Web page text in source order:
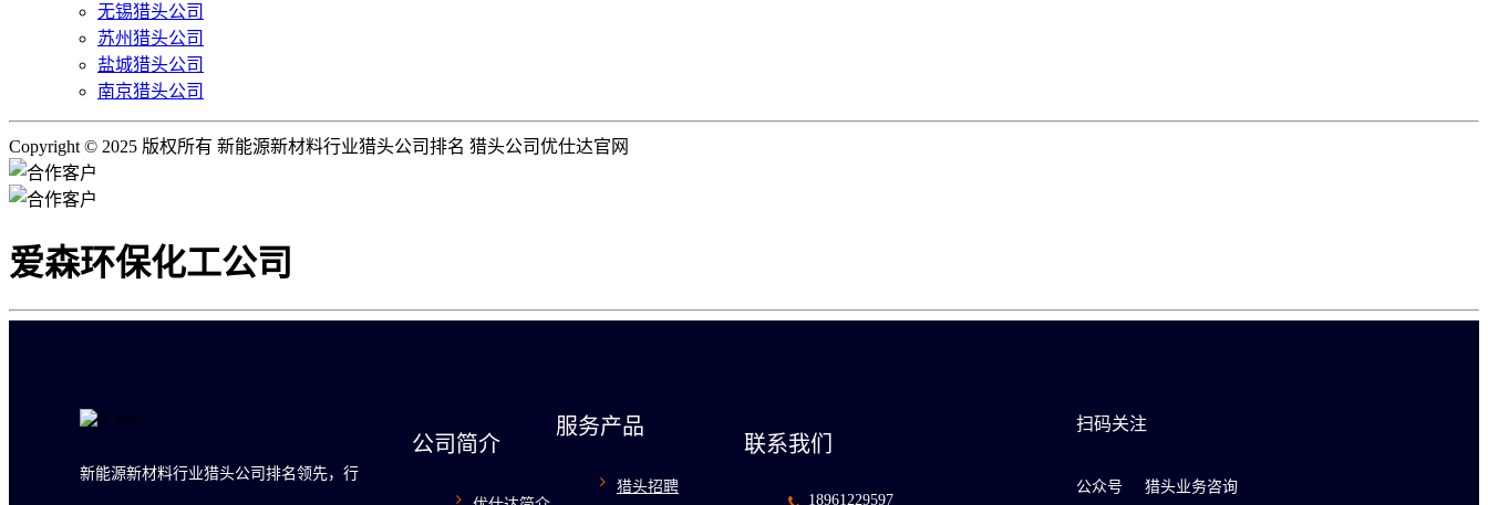
无锡猎头公司
苏州猎头公司
盐城猎头公司
南京猎头公司
Copyright © 2025 版权所有 新能源新材料行业猎头公司排名 猎头公司优仕达官网
爱森环保化工公司
新能源新材料行业猎头公司排名领先，行
公司简介
服务产品
猎头招聘
联系我们
18961229597
扫码关注
公众号 猎头业务咨询